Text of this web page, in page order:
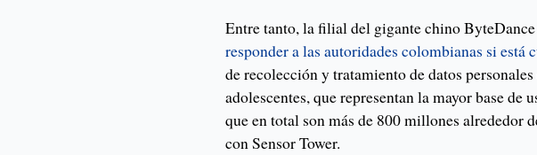
Entre tanto, la filial del gigante chino
responder a las autoridades colombianas si está
de recolección y tratamiento de datos
adolescentes, que representan la mayor base de
que en total son más de 800 millones alrededor
con Sensor Tower.